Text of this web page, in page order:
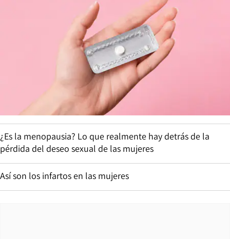
¿Es la menopausia? Lo que realmente hay detrás de la
pérdida del deseo sexual de las mujeres
Así son los infartos en las mujeres